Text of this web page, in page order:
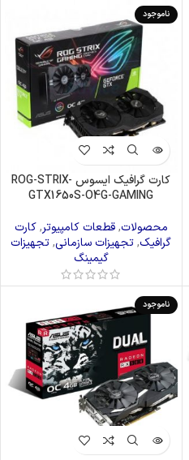
ناموجود
کارت گرافیک ایسوس ROG-STRIX-
GTX1650S-O4G-GAMING
محصولات,قطعات کامپیوتر,کارت
گرافیک,تجهیزات سازمانی,تجهیزات
گیمینگ
ناموجود